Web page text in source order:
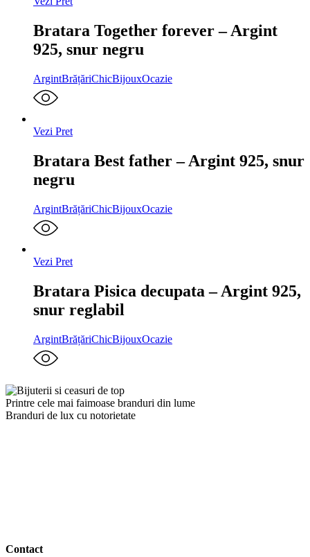
Bratara Together forever – Argint
925, snur negru
ArgintBrățăriChicBijouxOcazie
Vezi Pret
Bratara Best father – Argint 925, snur
negru
ArgintBrățăriChicBijouxOcazie
Vezi Pret
Bratara Pisica decupata – Argint 925,
snur reglabil
ArgintBrățăriChicBijouxOcazie
Printre cele mai faimoase branduri din lume
Branduri de lux cu notorietate
Contact